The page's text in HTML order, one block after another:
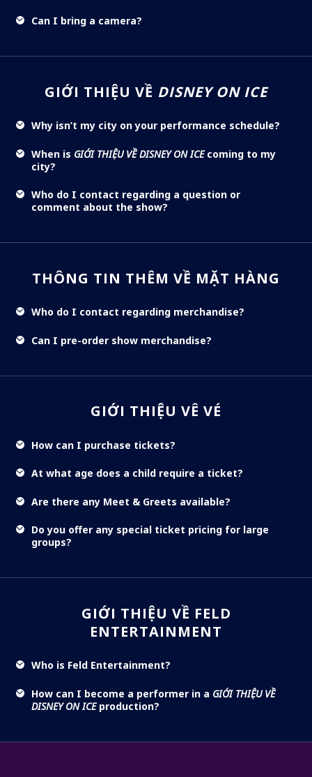
Can I bring a camera?
GIỚI THIỆU VỀ DISNEY ON ICE
Why isn’t my city on your performance schedule?
When is GIỚI THIỆU VỀ DISNEY ON ICEcoming to my
city?
Who do I contact regarding a question or
comment about the show?
THÔNG TIN THÊM VỀ MẶT HÀNG
Who do I contact regarding merchandise?
Can I pre-order show merchandise?
GIỚI THIỆU VÊ VÉ
How can I purchase tickets?
At what age does a child require a ticket?
Are there any Meet & Greets available?
Do you offer any special ticket pricing for large
groups?
GIỚI THIỆU VỀ FELD
ENTERTAINMENT
Who is Feld Entertainment?
How can I become a performer in a GIỚI THIỆU VỀ
DISNEY ON ICEproduction?